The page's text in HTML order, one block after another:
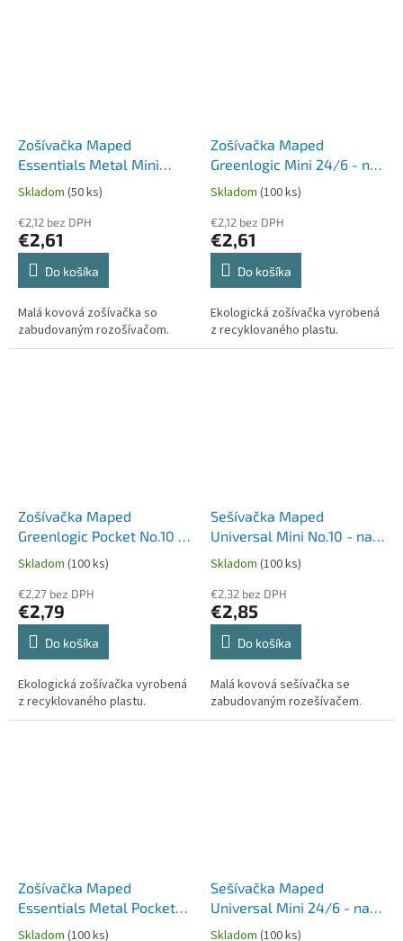
Zošívačka Maped
Essentials Metal Mini
24/6 - na 12 alebo 15
Skladom (50 ks)
€2,12 bez DPH
€2,61
Do košíka
Malá kovová zošívačka so
zabudovaným rozošívačom.
Zošívačka Maped
Greenlogic Mini 24/6 - na
12 alebo 15 listov, blister,
mix farieb
Skladom (100 ks)
€2,12 bez DPH
€2,61
Do košíka
Ekologická zošívačka vyrobená
z recyklovaného plastu.
Zošívačka Maped
Greenlogic Pocket No.10 -
na 15 listov
Skladom (100 ks)
€2,27 bez DPH
€2,79
Do košíka
Ekologická zošívačka vyrobená
z recyklovaného plastu.
Sešívačka Maped
Universal Mini No.10 - na
15 listů, mix barev, blistr
Skladom (100 ks)
€2,32 bez DPH
€2,85
Do košíka
Malá kovová sešívačka se
zabudovaným rozešívačem.
Zošívačka Maped
Essentials Metal Pocket
No. 10 - na 15 listov
Skladom (100 ks)
Sešívačka Maped
Universal Mini 24/6 - na
12 nebo 15 listů, mix barev,
Skladom (100 ks)